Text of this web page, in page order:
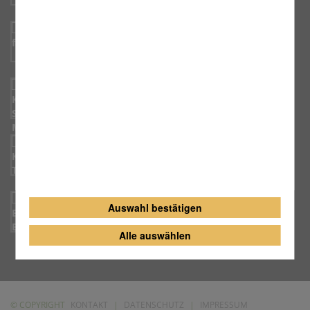
Auswahl bestätigen
Alle auswählen
Erzbistum Bamberg
© COPYRIGHT KONTAKT | DATENSCHUTZ |